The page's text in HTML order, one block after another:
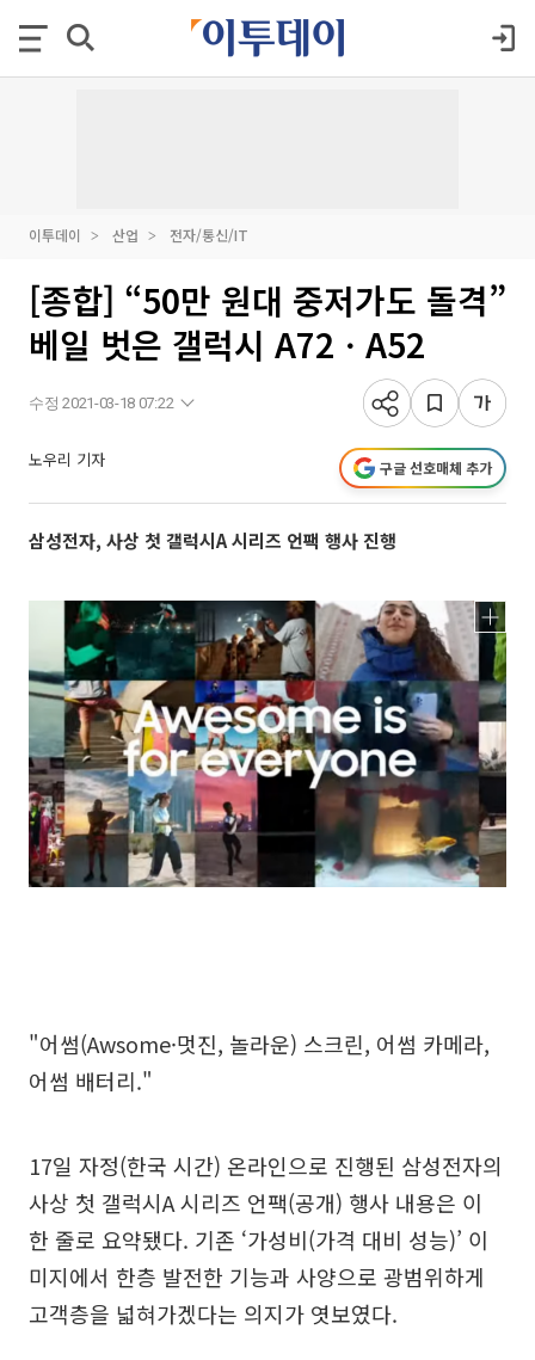
이투데이 산업 전자/통신/IT
[종합] “50만 원대 중저가도 돌격”
베일 벗은 갤럭시 A72ㆍA52
수정 2021-03-18 07:22
노우리 기자 구글 선호매체 추가
삼성전자, 사상 첫 갤럭시A 시리즈 언팩 행사 진행
"어썸(Awsome·멋진, 놀라운) 스크린, 어썸 카메라,
어썸 배터리."
17일 자정(한국 시간) 온라인으로 진행된 삼성전자의
사상 첫 갤럭시A 시리즈 언팩(공개) 행사 내용은 이
한 줄로 요약됐다. 기존 ‘가성비(가격 대비 성능)’ 이
미지에서 한층 발전한 기능과 사양으로 광범위하게
고객층을 넓혀가겠다는 의지가 엿보였다.